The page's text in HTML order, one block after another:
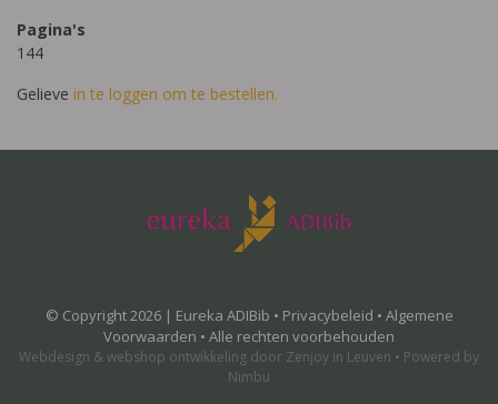
Pagina's
144
Gelieve in te loggen om te bestellen.
© Copyright 2026 | Eureka ADIBib • Privacybeleid • Algemene
Voorwaarden • Alle rechten voorbehouden
Webdesign & webshop ontwikkeling door Zenjoy in Leuven • Powered by
Nimbu